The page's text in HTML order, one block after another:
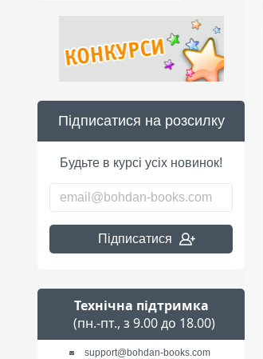
Підписатися на розсилку
Будьте в курсі усіх новинок!
Підписатися
Технічна підтримка
(пн.-пт., з 9.00 до 18.00)
support@bohdan-books.com